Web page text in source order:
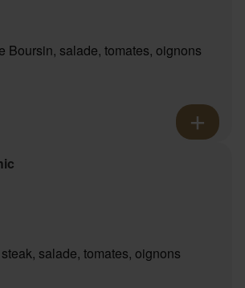
Boursin, salade, tomates, oignons
salade, tomates, oignons